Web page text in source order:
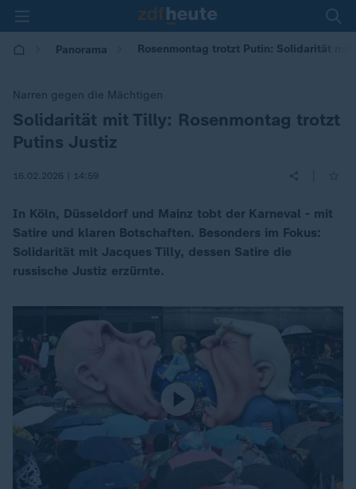
Panorama Rosenmontag trotzt Putin: Solidarität mit
Narren gegen die Mächtigen
:
Solidarität mit Tilly: Rosenmontag trotzt
Putins Justiz
16.02.2026 | 14:59
In Köln, Düsseldorf und Mainz tobt der Karneval - mit
Satire und klaren Botschaften. Besonders im Fokus:
Solidarität mit Jacques Tilly, dessen Satire die
russische Justiz erzürnte.